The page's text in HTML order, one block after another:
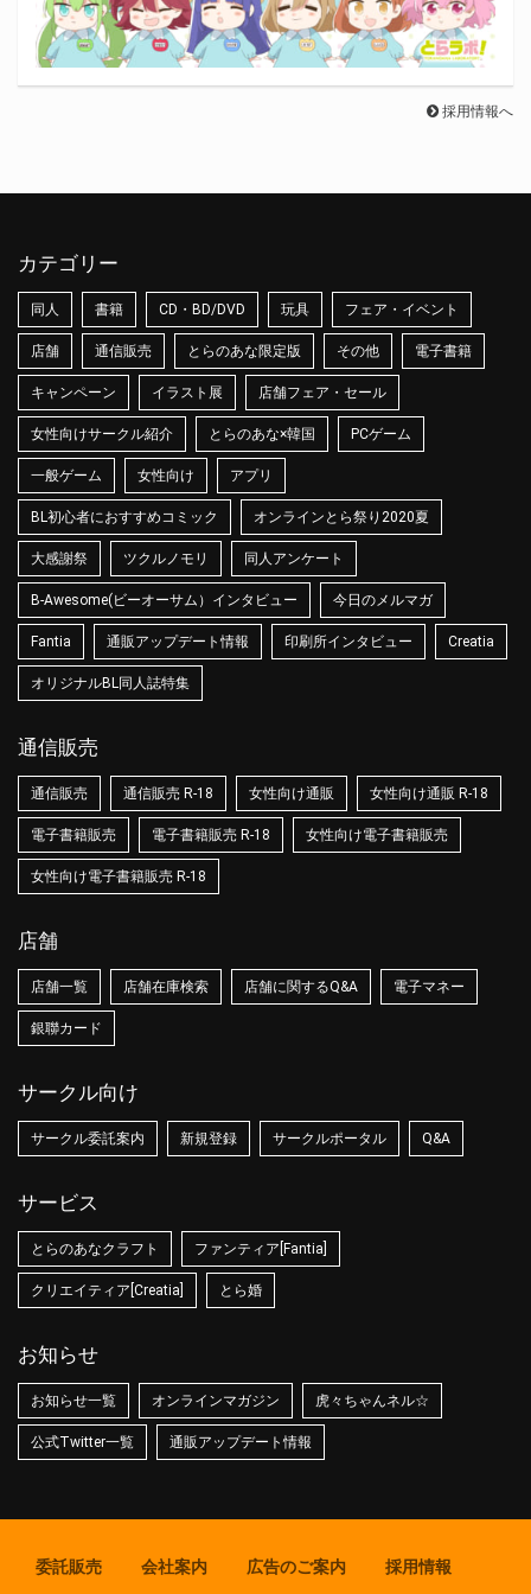
採用情報へ
カテゴリー
同人 書籍 CD・BD/DVD 玩具 フェア・イベント
店舗 通信販売 とらのあな限定版 その他 電子書籍
キャンペーン イラスト展 店舗フェア・セール
女性向けサークル紹介 とらのあな×韓国 PCゲーム
一般ゲーム 女性向け アプリ
BL初心者におすすめコミック オンラインとら祭り2020夏
大感謝祭 ツクルノモリ 同人アンケート
B-Awesome(ビーオーサム）インタビュー 今日のメルマガ
Fantia 通販アップデート情報 印刷所インタビュー Creatia
オリジナルBL同人誌特集
通信販売
通信販売 通信販売 R-18 女性向け通販 女性向け通販 R-18
電子書籍販売 電子書籍販売 R-18 女性向け電子書籍販売
女性向け電子書籍販売 R-18
店舗
店舗一覧 店舗在庫検索 店舗に関するQ&A 電子マネー
銀聯カード
サークル向け
サークル委託案内 新規登録 サークルポータル Q&A
サービス
とらのあなクラフト ファンティア[Fantia]
クリエイティア[Creatia] とら婚
お知らせ
お知らせ一覧 オンラインマガジン 虎々ちゃんネル☆
公式Twitter一覧 通販アップデート情報
委託販売 会社案内 広告のご案内 採用情報